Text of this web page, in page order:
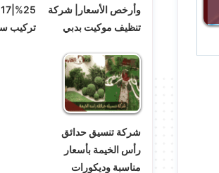
وأرخص الأسعار| شركة
تنظيف موكيت بدبي
تركيب
شركة تنسيق حدائق
رأس الخيمة بأسعار
مناسبة وديكورات